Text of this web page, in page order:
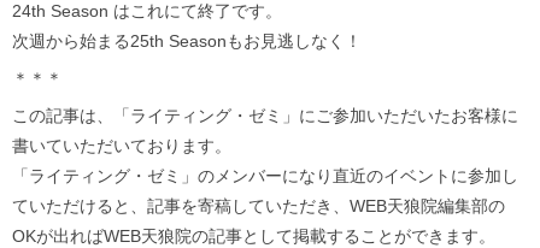
24th Season はこれにて終了です。
次週から始まる25th Seasonもお見逃しなく！
＊＊＊
この記事は、「ライティング・ゼミ」にご参加いただいたお客様に
書いていただいております。
「ライティング・ゼミ」のメンバーになり直近のイベントに参加し
ていただけると、記事を寄稿していただき、WEB天狼院編集部の
OKが出ればWEB天狼院の記事として掲載することができます。